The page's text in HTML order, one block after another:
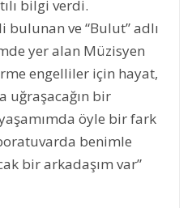
bilgi verdi.
bulunan ve “Bulut” adlı
yer alan Müzisyen
engelliler için hayat,
uğraşacağın bir
öyle bir fark
benimle
bir arkadaşım var”